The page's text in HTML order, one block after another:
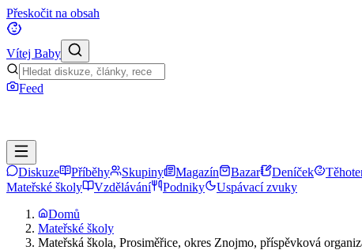
Přeskočit na obsah
Vítej Baby
Feed
Diskuze Příběhy Skupiny Magazín Bazar Deníček
Mateřské školy
Vzdělávání Podniky
Uspávací zvuky
Domů
Mateřské školy
Mateřská škola, Prosiměřice, okres Znojmo, příspěvková